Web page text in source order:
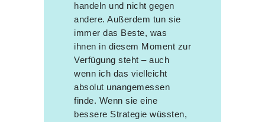
handeln und nicht gegen
andere. Außerdem tun sie
immer das Beste, was
ihnen in diesem Moment zur
Verfügung steht – auch
wenn ich das vielleicht
absolut unangemessen
finde. Wenn sie eine
bessere Strategie wüssten,